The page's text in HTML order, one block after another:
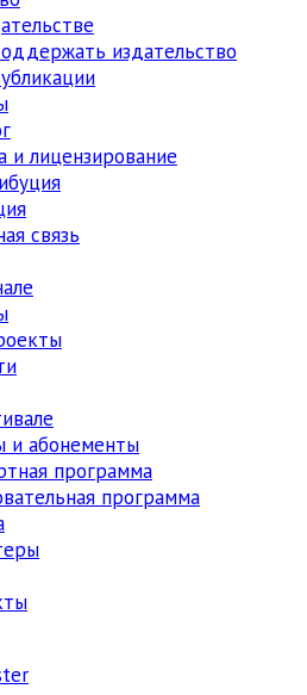
издательство
и лицензирование
связь
и абонементы
программа
программа